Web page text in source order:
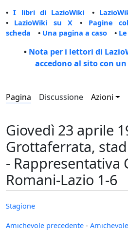
•I libri di LazioWiki •
• LazioWiki su X • Pagine
scheda • Una pagina a caso •
• Nota per i lettori di
accedono al sito con
Pagina Discussione Azioni
Giovedì 23 aprile
Grottaferrata,
- Rappresentativa
Romani-Lazio 1-6
Stagione
Amichevole precedente -